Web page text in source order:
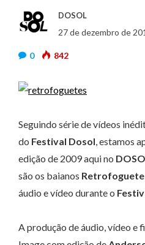
DOSOL
27 de dezembro de
0 842
Seguindo série de vídeos
do Festival Dosol, estamos
edição de 2009 aqui no
são os baianos
áudio e vídeo durante o
A produção de áudio, vídeo e